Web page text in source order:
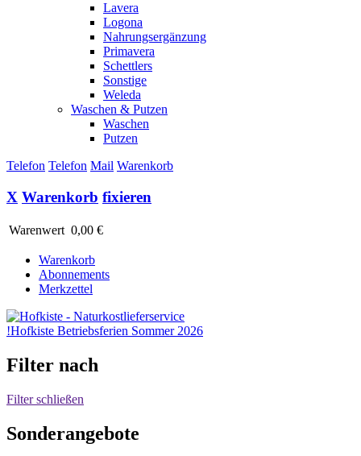
Lavera
Logona
Nahrungsergänzung
Primavera
Schettlers
Sonstige
Weleda
Waschen & Putzen
Waschen
Putzen
Telefon Telefon Mail Warenkorb
X Warenkorb fixieren
Warenwert 0,00 €
Warenkorb
Abonnements
Merkzettel
!Hofkiste Betriebsferien Sommer 2026
Filter nach
Filter schließen
Sonderangebote